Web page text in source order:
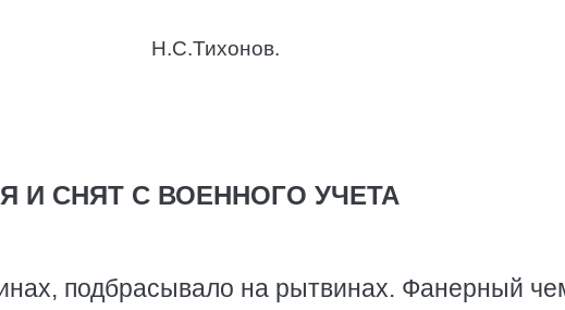
Н.С.Тихонов.
И СНЯТ С ВОЕННОГО УЧЕТА
подбрасывало на рытвинах. Фанерный